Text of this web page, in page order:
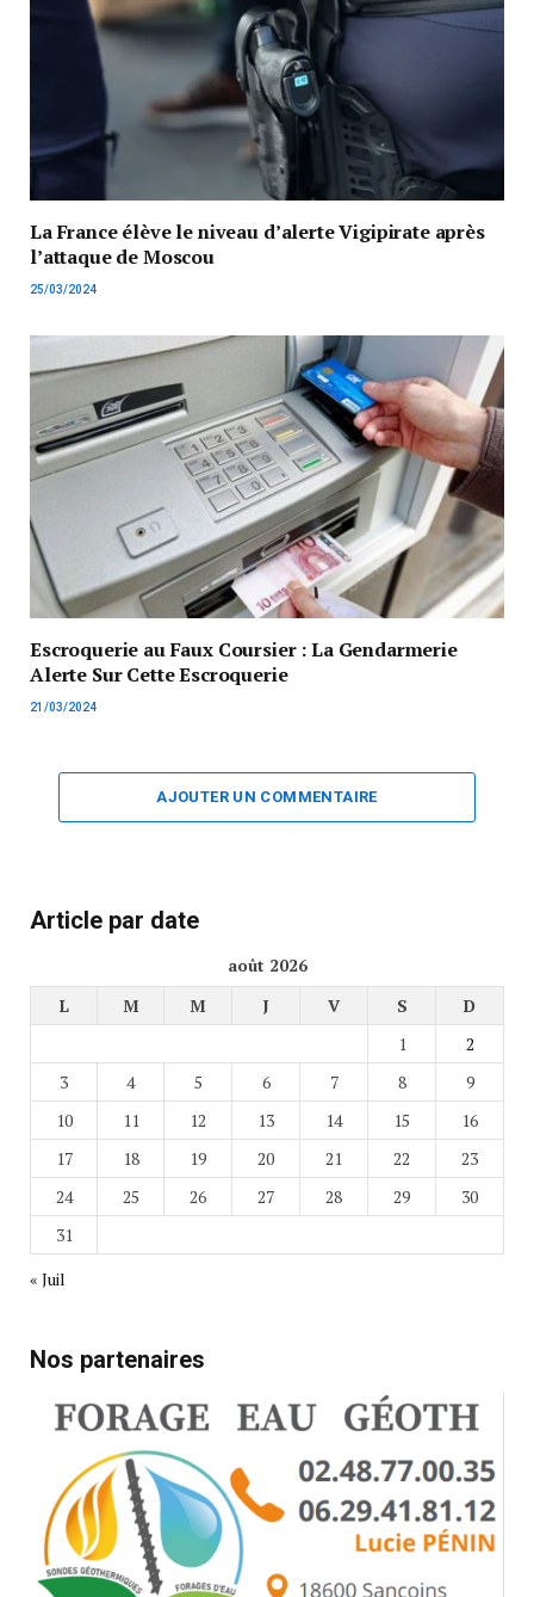
La France élève le niveau d’alerte Vigipirate après
l’attaque de Moscou
25/03/2024
Escroquerie au Faux Coursier : La Gendarmerie
Alerte Sur Cette Escroquerie
21/03/2024
AJOUTER UN COMMENTAIRE
Article par date
août 2026
L
M M J V S
D
1
2
3
4 5 6 7 8
9
10
11 12 13 14 15
16
17
18 19 20 21 22
23
24
25 26 27 28 29
30
31
« Juil
Nos partenaires